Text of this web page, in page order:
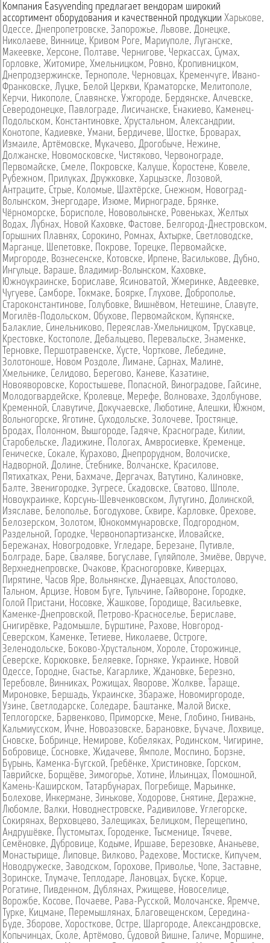
Компания Easyvending предлагает вендорам широкий
ассортимент оборудования и качественной продукции Харькове,
Одессе, Днепропетровске, Запорожье, Львове, Донецке,
Николаеве, Виннице, Кривом Роге, Мариуполе, Луганске,
Макеевке, Херсоне, Полтаве, Чернигове, Черкассах, Сумах,
Горловке, Житомире, Хмельницком, Ровно, Кропивницком,
Днепродзержинске, Тернополе, Черновцах, Кременчуге, Ивано-
Франковске, Луцке, Белой Церкви, Краматорске, Мелитополе,
Керчи, Никополе, Славянске, Ужгороде, Бердянске, Алчевске,
Северодонецке, Павлограде, Лисичанске, Енакиево, Каменец-
Подольском, Константиновке, Хрустальном, Александрии,
Конотопе, Кадиевке, Умани, Бердичеве, Шостке, Броварах,
Измаиле, Артёмовске, Мукачево, Дрогобыче, Нежине,
Должанске, Новомосковске, Чистяково, Червонограде,
Первомайске, Смеле, Покровске, Калуше, Коростене, Ковеле,
Рубежном, Прилуках, Дружковке, Харцызске, Лозовой,
Антраците, Стрые, Коломые, Шахтёрске, Снежном, Новоград-
Волынском, Энергодаре, Изюме, Мирнограде, Брянке,
Чёрноморске, Борисполе, Нововолынске, Ровеньках, Желтых
Водах, Лубнах, Новой Каховке, Фастове, Белгород-Днестровском,
Горышних Плавнях, Сорокино, Ромнах, Ахтырке, Светловодске,
Марганце, Шепетовке, Покрове, Торецке, Первомайске,
Миргороде, Вознесенске, Котовске, Ирпене, Василькове, Дубно,
Ингульце, Вараше, Владимир-Волынском, Каховке,
Южноукраинске, Бориславе, Ясиноватой, Жмеринке, Авдеевке,
Чугуеве, Самборе, Токмаке, Боярке, Глухове, Доброполье,
Староконстантинове, Голубовке, Вишнёвом, Нетешине, Славуте,
Могилёв-Подольском, Обухове, Первомайском, Купянске,
Балаклие, Синельниково, Переяслав-Хмельницком, Трускавце,
Крестовке, Костополе, Дебальцево, Перевальске, Знаменке,
Терновке, Першотравенске, Хусте, Чорткове, Лебедине,
Золотоноше, Новом Роздоле, Лимане, Сарнах, Малине,
Хмельнике, Селидово, Берегово, Каневе, Казатине,
Новояворовске, Коростышеве, Попасной, Виноградове, Гайсине,
Молодогвардейске, Кролевце, Мерефе, Волновахе, Здолбунове,
Кременной, Славутиче, Докучаевске, Люботине, Алешки, Южном,
Вольногорске, Яготине, Суходольске, Золочеве, Тростянце,
Бродах, Полонном, Вышгороде, Гадяче, Краснограде, Килии,
Старобельске, Ладижине, Пологах, Амвросиевке, Кременце,
Геническе, Сокале, Курахово, Днепрорудном, Волочиске,
Надворной, Долине, Стебнике, Волчанске, Красилове,
Пятихатках, Рени, Бахмаче, Дергачах, Ватутино, Калиновке,
Балте, Звенигородке, Зугресе, Скадовске, Сватово, Шполе,
Новоукраинке, Корсунь-Шевченковском, Лутугино, Долинской,
Изяславе, Белополье, Богодухове, Сквире, Карловке, Орехове,
Белозерском, Золотом, Юнокоммунаровске, Подгородном,
Раздельной, Городке, Червонопартизанске, Иловайске,
Бережанах, Новогродовке, Угледаре, Березане, Путивле,
Болграде, Баре, Сваляве, Богуславе, Гуляйполе, Змиёве, Овруче,
Верхнеднепровске, Очакове, Красногоровке, Киверцах,
Пирятине, Часов Яре, Вольнянске, Дунаевцах, Апостолово,
Тальном, Арцизе, Новом Буге, Тульчине, Гайвороне, Городке,
Голой Пристани, Носовке, Жашкове, Городище, Васильевке,
Каменке-Днепровской, Петрово-Красноселье, Бериславе,
Снигирёвке, Радомышле, Бурштине, Рахове, Новгород-
Северском, Каменке, Тетиеве, Николаеве, Остроге,
Зеленодольске, Боково-Хрустальном, Хороле, Сторожинце,
Северске, Корюковке, Беляевке, Горняке, Украинке, Новой
Одессе, Городне, Счастье, Кагарлике, Ждановке, Березно,
Теребовле, Винниках, Рожищах, Яворове, Жолкве, Тараще,
Мироновке, Бершадь, Украинске, Збараже, Новомиргороде,
Узине, Светлодарске, Соледаре, Баштанке, Малой Виске,
Теплогорске, Барвенково, Приморске, Мене, Глобино, Гнивань,
Кальмиусском, Ичне, Новоазовске, Барановке, Бучаче, Лохвице,
Сновске, Бобринце, Немирове, Кобеляках, Родинском, Чигирине,
Бобровице, Сосновке, Жидачеве, Ямполе, Моспино, Борзне,
Бурынь, Каменка-Бугской, Гребёнке, Христиновке, Горском,
Таврийске, Борщёве, Зимогорье, Хотине, Ильинцах, Помошной,
Камень-Каширском, Татарбунарах, Погребище, Марьинке,
Болехове, Инкермане, Зинькове, Ходорове, Снятине, Деражне,
Любомле, Валки, Новоднестровске, Радивилове, Углегорске,
Сокирянах, Верховцево, Залещиках, Белицком, Перещепино,
Андрушёвке, Пустомытах, Городенке, Тысменице, Тячеве,
Семёновке, Дубровице, Кодыме, Иршаве, Березовке, Ананьеве,
Монастырище, Липовце, Вилково, Радехове, Мостиске, Кипучем,
Новодружеске, Заводском, Горохове, Приволье, Чопе, Заставне,
Зоринске, Тлумаче, Теплодаре, Лановцах, Буске, Корце,
Рогатине, Пивденном, Дублянах, Ржищеве, Новоселице,
Ворожбе, Косове, Почаеве, Рава-Русской, Молочанске, Яремче,
Турке, Кицмане, Перемышлянах, Благовещенском, Середина-
Буде, Зборове, Хоросткове, Остре, Шаргороде, Александровске,
Копычинцах, Сколе, Артёмово, Судовой Вишне, Галиче, Моршине,